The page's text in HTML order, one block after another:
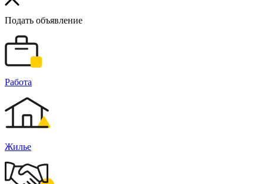
Подать объявление
Работа
Жилье